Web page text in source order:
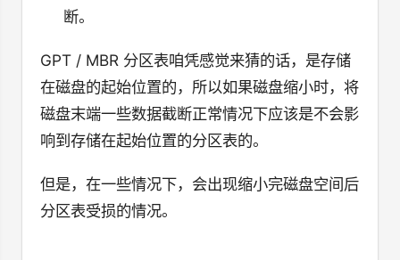
断。
GPT / MBR 分区表咱凭感觉来猜的话，是存储
在磁盘的起始位置的，所以如果磁盘缩小时，将
磁盘末端一些数据截断正常情况下应该是不会影
响到存储在起始位置的分区表的。
但是，在一些情况下，会出现缩小完磁盘空间后
分区表受损的情况。